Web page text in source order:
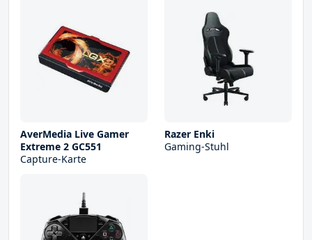
AverMedia Live Gamer
Extreme 2 GC551
Capture-Karte
Razer Enki
Gaming-Stuhl